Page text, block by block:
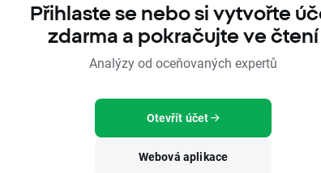
Přihlaste se nebo si vytvořte
zdarma a pokračujte ve čtení
Analýzy od oceňovaných expertů
Otevřít účet
Webová aplikace